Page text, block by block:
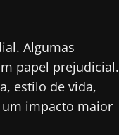
Algumas
papel prejudicial.
estilo de vida,
impacto maior